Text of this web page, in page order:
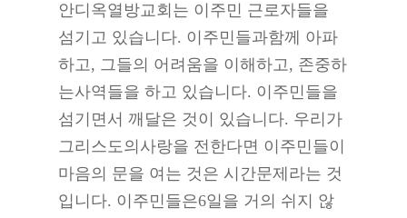
안디옥열방교회는 이주민 근로자들을
섬기고 있습니다. 이주민들과함께 아파
하고, 그들의 어려움을 이해하고, 존중하
는사역들을 하고 있습니다. 이주민들을
섬기면서 깨달은 것이 있습니다. 우리가
그리스도의사랑을 전한다면 이주민들이
마음의 문을 여는 것은 시간문제라는 것
입니다. 이주민들은6일을 거의 쉬지 않